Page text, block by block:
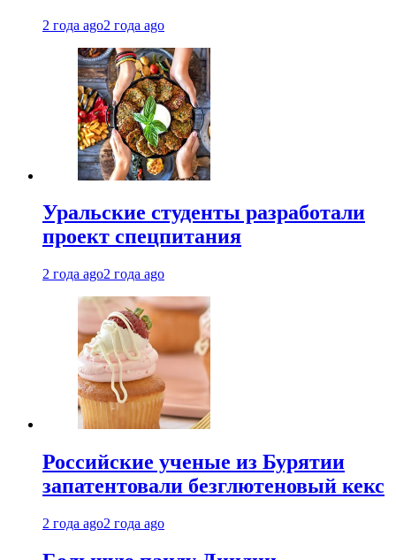
2 года ago2 года ago
Уральские студенты разработали
проект спецпитания
2 года ago2 года ago
Российские ученые из Бурятии
запатентовали безглютеновый кекс
2 года ago2 года ago